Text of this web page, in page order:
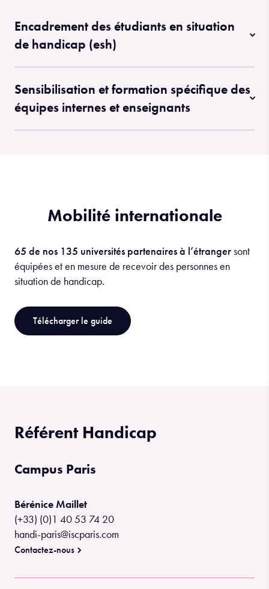
Encadrement des étudiants en situation
de handicap (esh)
Sensibilisation et formation spécifique des
équipes internes et enseignants
Mobilité internationale
65 de nos 135 universités partenaires à l’étrangersont
équipées et en mesure de recevoir des personnes en
situation de handicap.
Télécharger le guide
Référent Handicap
Campus Paris
Bérénice Maillet
(+33) (0)1 40 53 74 20
handi-paris@iscparis.com
Contactez-nous